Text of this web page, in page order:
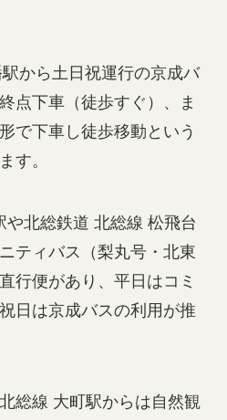
から土日祝運行の京成バ
点下車（徒歩すぐ）、ま
で下車し徒歩移動という
す。
北総鉄道 北総線 松飛台
ティバス（梨丸号・北東
行便があり、平日はコミ
日は京成バスの利用が推
総線 大町駅からは自然観